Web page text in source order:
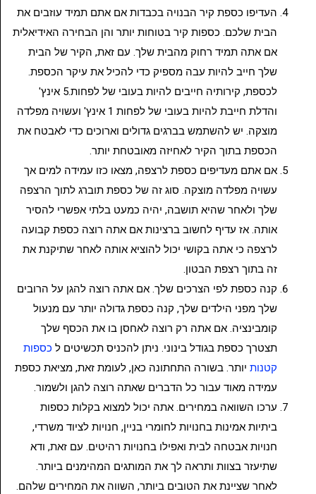
העדיפו כספת קיר הבנויה בכבדות אם אתם תמיד עוזבים את
הבית שלכם. כספות קיר בטוחות יותר והן הבחירה האידיאלית
אם אתה תמיד רחוק מהבית שלך. עם זאת, הקיר של הבית
שלך חייב להיות עבה מספיק כדי להכיל את עיקר הכספת.
לכספת, קירותיה חייבים להיות בעובי של לפחות.5 אינץ'
והדלת חייבת להיות בעובי של לפחות 1 אינץ' ועשויה מפלדה
מוצקה. יש להשתמש בברגים גדולים וארוכים כדי לאבטח את
הכספת בתוך הקיר לאחיזה מאובטחת יותר.
אם אתם מעדיפים כספת לרצפה, מצאו כזו עמידה למים אך
עשויה מפלדה מוצקה. סוג זה של כספת תוברג לתוך הרצפה
שלך ולאחר שהיא תושבה, יהיה כמעט בלתי אפשרי להסיר
אותה. אז עדיף לחשוב ברצינות אם אתה רוצה כספת קבועה
לרצפה כי אתה בקושי יכול להוציא אותה לאחר שתיקנת את
זה בתוך רצפת הבטון.
קנה כספת לפי הצרכים שלך. אם אתה רוצה להגן על הרובים
שלך מפני הילדים שלך, קנה כספת גדולה יותר עם מנעול
קומבינציה. אם אתה רק רוצה לאחסן בו את הכסף שלך
תצטרך כספת בגודל בינוני. ניתן להכניס תכשיטים ל כספות
קטנות יותר. בשורה התחתונה כאן, לעומת זאת, מציאת כספת
עמידה מאוד עבור כל הדברים שאתה רוצה להגן ולשמור.
ערכו השוואה במחירים. אתה יכול למצוא בקלות כספות
ביתיות אמינות בחנויות לחומרי בניין, חנויות לציוד משרדי,
חנויות אבטחה לבית ואפילו בחנויות רהיטים. עם זאת, ודא
שתיעזר בצוות ותראה לך את המותגים המהימנים ביותר.
לאחר שציינת את הטובים ביותר, השווה את המחירים שלהם.